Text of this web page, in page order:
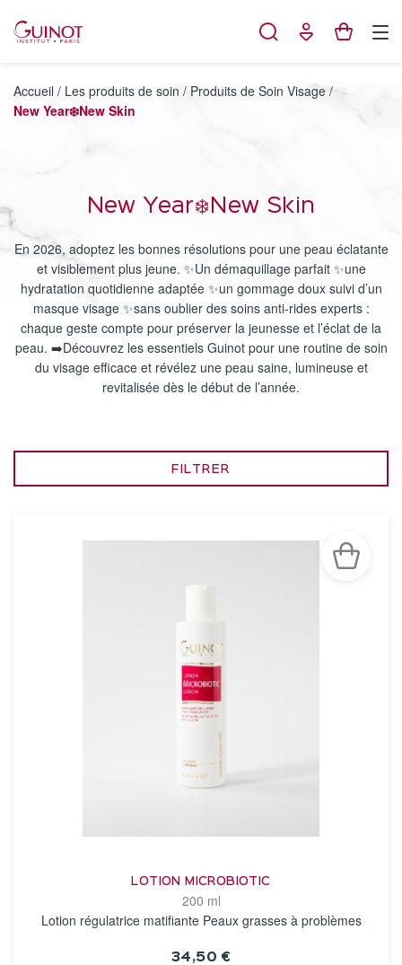
Accueil / Les produits de soin / Produits de Soin Visage /
New Year❄️New Skin
New Year❄️New Skin
En 2026, adoptez les bonnes résolutions pour une peau éclatante
et visiblement plus jeune. ✨Un démaquillage parfait ✨une
hydratation quotidienne adaptée ✨un gommage doux suivi d’un
masque visage ✨sans oublier des soins anti-rides experts :
chaque geste compte pour préserver la jeunesse et l’éclat de la
peau. ➡️Découvrez les essentiels Guinot pour une routine de soin
du visage efficace et révélez une peau saine, lumineuse et
revitalisée dès le début de l’année.
FILTRER
LOTION MICROBIOTIC
200 ml
Lotion régulatrice matifiante Peaux grasses à problèmes
34,50 €